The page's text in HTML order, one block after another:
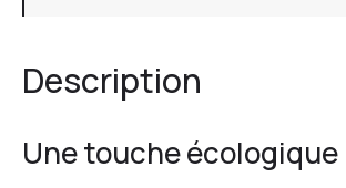
Description
Une touche écologique